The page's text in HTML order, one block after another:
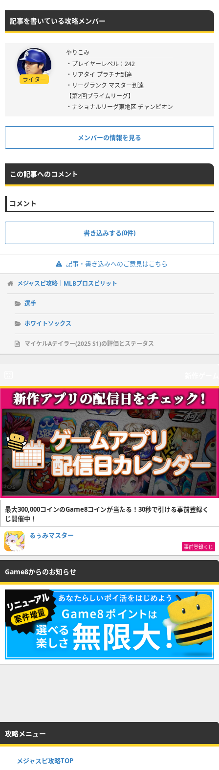
記事を書いている攻略メンバー
ライター
やりこみ
・プレイヤーレベル：242
・リアタイ プラチナ到達
・リーグランク マスター到達
【第2回プライムリーグ】
・ナショナルリーグ東地区 チャンピオン
メンバーの情報を見る
この記事へのコメント
コメント
書き込みする(0件)
記事・書き込みへのご意見はこちら
メジャスピ攻略｜MLBプロスピリット
選手
ホワイトソックス
マイケルAテイラー(2025 S1)の評価とステータス
最大300,000コインのGame8コインが当たる！30秒で引ける事前登録く
じ開催中！
るぅみマスター
事前登録くじ
Game8からのお知らせ
攻略メニュー
メジャスピ攻略TOP